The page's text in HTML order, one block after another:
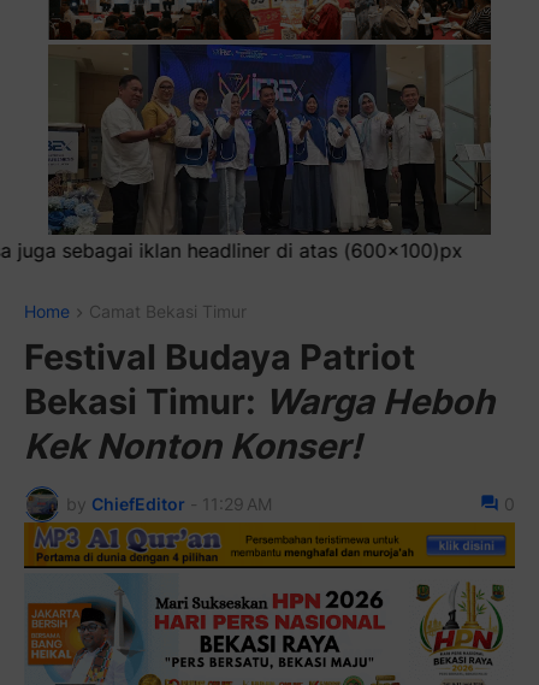
(600x100)px
Home Camat Bekasi Timur
Festival Budaya Patriot
Bekasi Timur: Warga Heboh
Kek Nonton Konser!
by ChiefEditor - 11:29 AM 0